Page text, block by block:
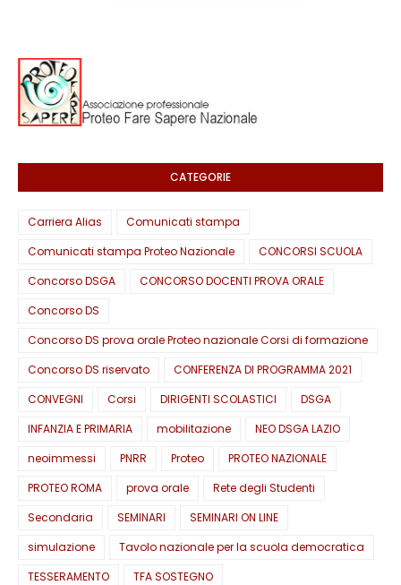
CATEGORIE
Carriera Alias
Comunicati stampa
Comunicati stampa Proteo Nazionale
CONCORSI SCUOLA
Concorso DSGA
CONCORSO DOCENTI PROVA ORALE
Concorso DS
Concorso DS prova orale Proteo nazionale Corsi di formazione
Concorso DS riservato
CONFERENZA DI PROGRAMMA 2021
CONVEGNI
Corsi DIRIGENTI SCOLASTICI
DSGA
INFANZIA E PRIMARIA
mobilitazione
NEO DSGA LAZIO
neoimmessi
PNRR Proteo
PROTEO NAZIONALE
PROTEO ROMA
prova orale
Rete degli Studenti
Secondaria
SEMINARI
SEMINARI ON LINE
simulazione
Tavolo nazionale per la scuola democratica
TESSERAMENTO
TFA SOSTEGNO